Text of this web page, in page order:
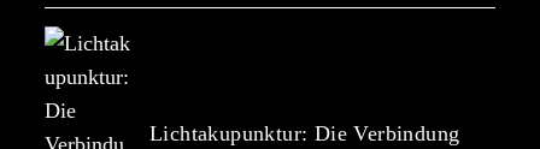
Lichtakupunktur: Die Verbindung